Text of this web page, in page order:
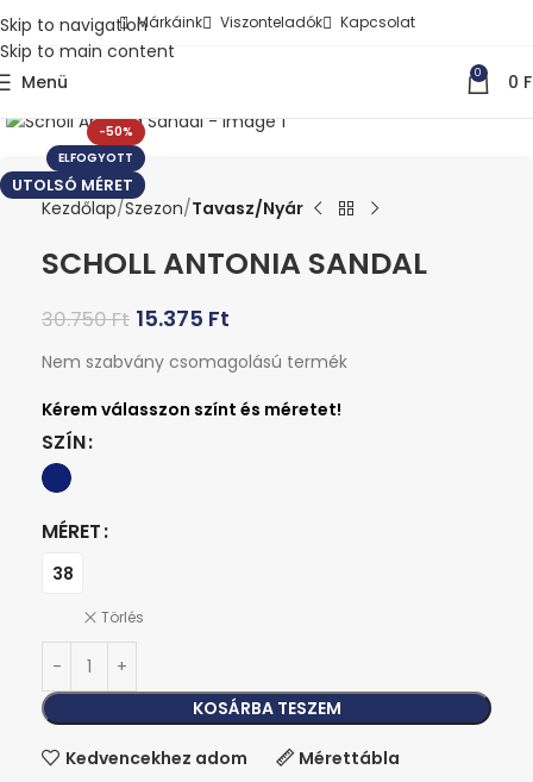
Skip to navigation
Skip to main content
Márkáink Viszonteladók Kapcsolat
Menü 0 0
-50%
ELFOGYOTT
UTOLSÓ MÉRET
Kezdőlap Szezon Tavasz/Nyár
SCHOLL ANTONIA SANDAL
30.750Ft 15.375 Ft
Nem szabvány csomagolású termék
SZÍN
MÉRET
38
Törlés
KOSÁRBA TESZEM
Kedvencekhez adom
Mérettábla